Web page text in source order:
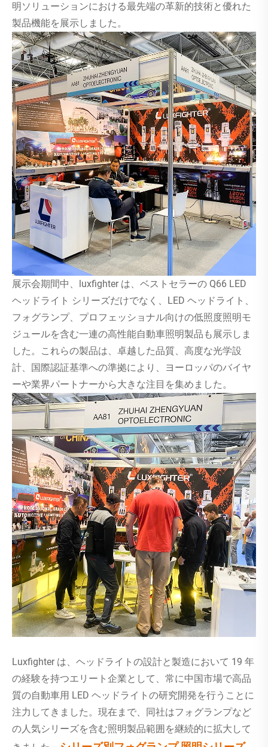
明ソリューションにおける最先端の革新的技術と優れた
製品機能を展示しました。
展示会期間中、luxfighter は、ベストセラーの Q66 LED
ヘッドライト シリーズだけでなく、LED ヘッドライト、
フォグランプ、プロフェッショナル向けの低照度照明モ
ジュールを含む一連の高性能自動車照明製品も展示しま
した。これらの製品は、卓越した品質、高度な光学設
計、国際認証基準への準拠により、ヨーロッパのバイヤ
ーや業界パートナーから大きな注目を集めました。
Luxfighter は、ヘッドライトの設計と製造において 19 年
の経験を持つエリート企業として、常に中国市場で高品
質の自動車用 LED ヘッドライトの研究開発を行うことに
注力してきました。現在まで、同社はフォグランプなど
の人気シリーズを含む照明製品範囲を継続的に拡大して